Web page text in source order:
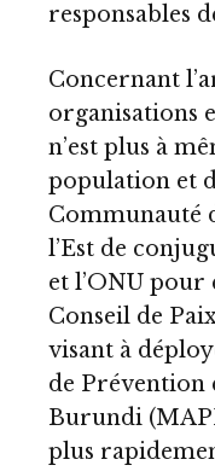
responsables
Concernant
organisations
n’est plus à
population et
Communauté
l’Est de
et l’ONU
Conseil de
visant à
de Prévention
Burundi
plus